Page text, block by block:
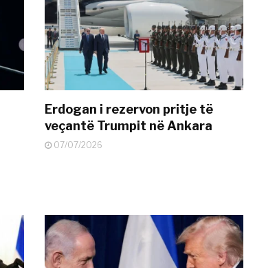
Erdogan i rezervon pritje të
veçantë Trumpit në Ankara
07/07/2026